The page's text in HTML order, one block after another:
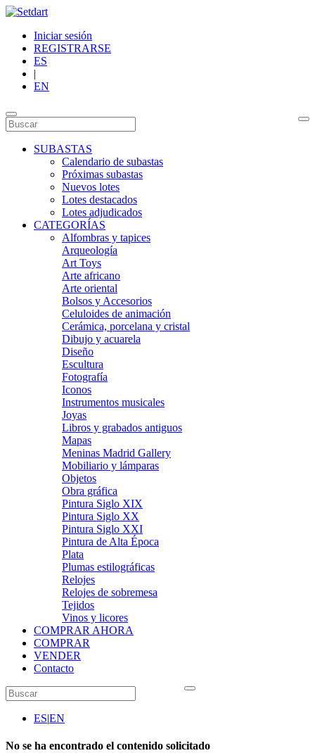
Iniciar sesión
REGISTRARSE
ES
|
EN
SUBASTAS
Calendario de subastas
Próximas subastas
Nuevos lotes
Lotes destacados
Lotes adjudicados
CATEGORÍAS
Alfombras y tapices
Arqueología
Art Toys
Arte africano
Arte oriental
Bolsos y Accesorios
Celuloides de animación
Cerámica, porcelana y cristal
Dibujo y acuarela
Diseño
Escultura
Fotografía
Iconos
Instrumentos musicales
Joyas
Libros y grabados antiguos
Mapas
Meninas Madrid Gallery
Mobiliario y lámparas
Objetos
Obra gráfica
Pintura Siglo XIX
Pintura Siglo XX
Pintura Siglo XXI
Pintura de Alta Época
Plata
Plumas estilográficas
Relojes
Relojes de sobremesa
Tejidos
Vinos y licores
COMPRAR AHORA
COMPRAR
VENDER
Contacto
ES|EN
No se ha encontrado el contenido solicitado